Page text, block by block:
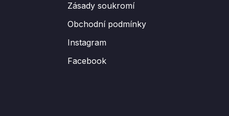
Zásady soukromí
Obchodní podmínky
Instagram
Facebook